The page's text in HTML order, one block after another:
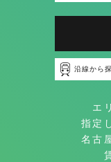
沿線から
エ
指定
名古